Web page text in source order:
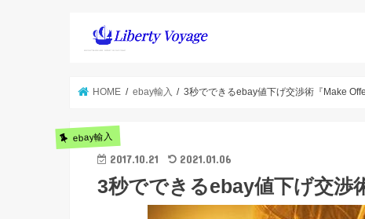
HOME ebay輸入 3秒でできるebay値下げ交渉術『Make
ebay輸入
2017.10.21 2021.01.06
3秒でできるebay値下げ交渉